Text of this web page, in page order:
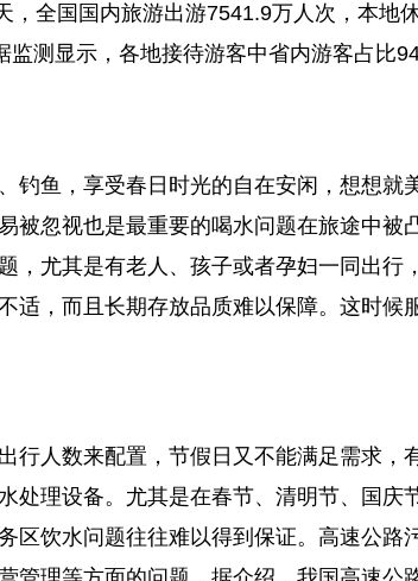
全国国内旅游出游7541.9万人次，本地
监测显示，各地接待游客中省内游客占比
钓鱼，享受春日时光的自在安闲，想想就
被忽视也是最重要的喝水问题在旅途中被
，尤其是有老人、孩子或者孕妇一同出行
适，而且长期存放品质难以保障。这时候
行人数来配置，节假日又不能满足需求，
处理设备。尤其是在春节、清明节、国庆
区饮水问题往往难以得到保证。高速公路